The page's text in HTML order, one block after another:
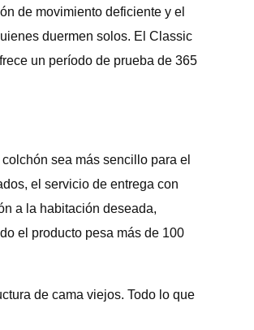
de movimiento deficiente y el
duermen solos. El Classic
un período de prueba de 365
sea más sencillo para el
el servicio de entrega con
a la habitación deseada,
el producto pesa más de 100
de cama viejos. Todo lo que